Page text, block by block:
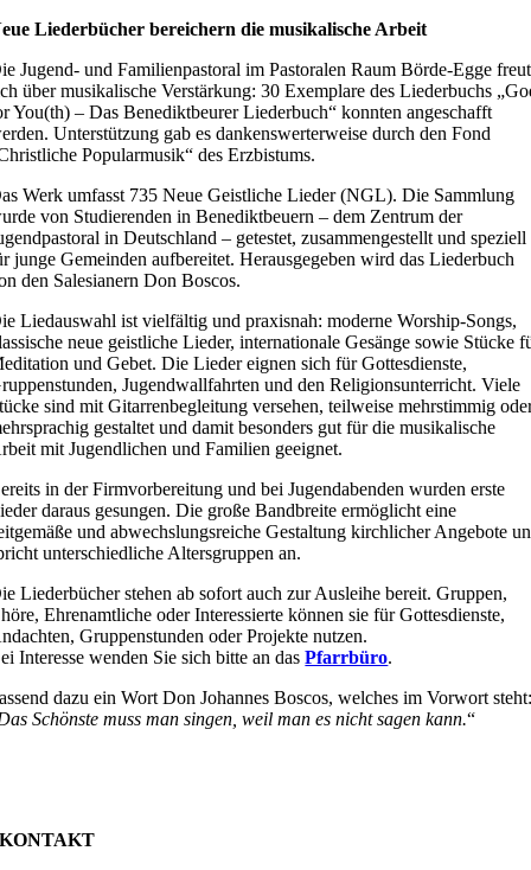
Liederbücher bereichern die musikalische Arbeit
Jugend- und Familienpastoral im Pastoralen Raum Börde-Egge freut
über musikalische Verstärkung: 30 Exemplare des Liederbuchs
You(th) – Das Benediktbeurer Liederbuch“ konnten angeschafft
Unterstützung gab es dankenswerterweise durch den Fond
Popularmusik“ des Erzbistums.
Werk umfasst 735 Neue Geistliche Lieder (NGL). Die Sammlung
von Studierenden in Benediktbeuern – dem Zentrum der
in Deutschland – getestet, zusammengestellt und speziell
junge Gemeinden aufbereitet. Herausgegeben wird das Liederbuch
den Salesianern Don Boscos.
Liedauswahl ist vielfältig und praxisnah: moderne Worship-Songs,
neue geistliche Lieder, internationale Gesänge sowie Stücke
und Gebet. Die Lieder eignen sich für Gottesdienste,
Jugendwallfahrten und den Religionsunterricht. Viele
sind mit Gitarrenbegleitung versehen, teilweise mehrstimmig
gestaltet und damit besonders gut für die musikalische
mit Jugendlichen und Familien geeignet.
in der Firmvorbereitung und bei Jugendabenden wurden erste
daraus gesungen. Die große Bandbreite ermöglicht eine
und abwechslungsreiche Gestaltung kirchlicher Angebote
unterschiedliche Altersgruppen an.
Liederbücher stehen ab sofort auch zur Ausleihe bereit. Gruppen,
Ehrenamtliche oder Interessierte können sie für Gottesdienste,
Gruppenstunden oder Projekte nutzen.
Interesse wenden Sie sich bitte an dasPfarrbüro.
dazu ein Wort Don Johannes Boscos, welches im Vorwort
Schönste muss man singen, weil man es nicht sagen kann.“
KONTAKT